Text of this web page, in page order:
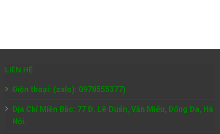
LIÊN HỆ
Điện thoại: (zalo): 0978555377)
Địa Chỉ Miền Bắc: 77 Đ. Lê Duẩn, Văn Miếu, Đống Đa, Hà
Nội.